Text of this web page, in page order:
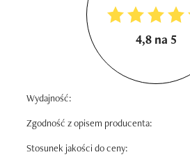
4,8 na 5
Wydajność:
Zgodność z opisem producenta:
Stosunek jakości do ceny: